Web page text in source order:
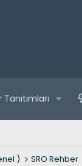
) SRO Rehber